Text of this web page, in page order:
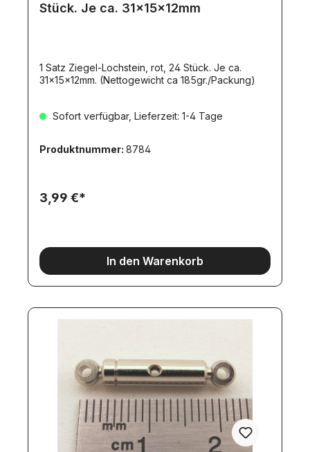
Stück. Je ca. 31x15x12mm
1 Satz Ziegel-Lochstein, rot, 24 Stück. Je ca.
31x15x12mm. (Nettogewicht ca 185gr./Packung)
Sofort verfügbar, Lieferzeit: 1-4 Tage
Produktnummer: 8784
3,99 €*
In den Warenkorb